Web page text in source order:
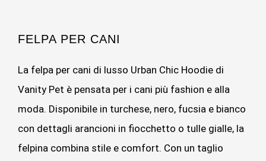
FELPA PER CANI
La felpa per cani di lusso Urban Chic Hoodie di
Vanity Pet è pensata per i cani più fashion e alla
moda. Disponibile in turchese, nero, fucsia e bianco
con dettagli arancioni in fiocchetto o tulle gialle, la
felpina combina stile e comfort. Con un taglio